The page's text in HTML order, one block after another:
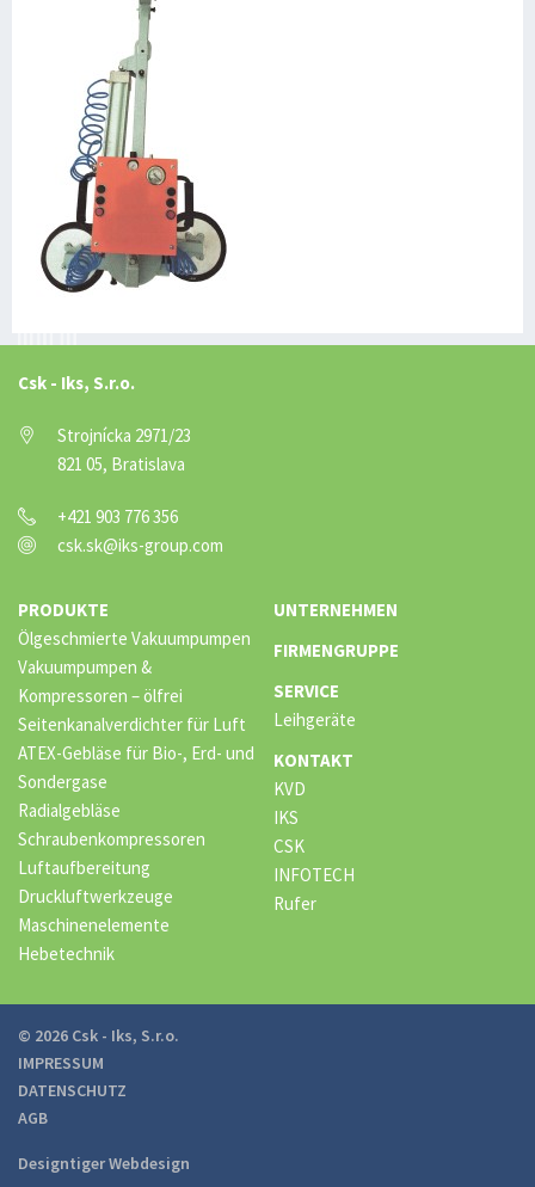
Csk - Iks, S.r.o.
Strojnícka 2971/23
821 05, Bratislava
+421 903 776 356
csk.sk@iks-group.com
PRODUKTE
Ölgeschmierte Vakuumpumpen
Vakuumpumpen &
Kompressoren – ölfrei
Seitenkanalverdichter für Luft
ATEX-Gebläse für Bio-, Erd- und
Sondergase
Radialgebläse
Schraubenkompressoren
Luftaufbereitung
Druckluftwerkzeuge
Maschinenelemente
Hebetechnik
UNTERNEHMEN
FIRMENGRUPPE
SERVICE
Leihgeräte
KONTAKT
KVD
IKS
CSK
INFOTECH
Rufer
© 2026 Csk - Iks, S.r.o.
IMPRESSUM
DATENSCHUTZ
AGB
Designtiger Webdesign